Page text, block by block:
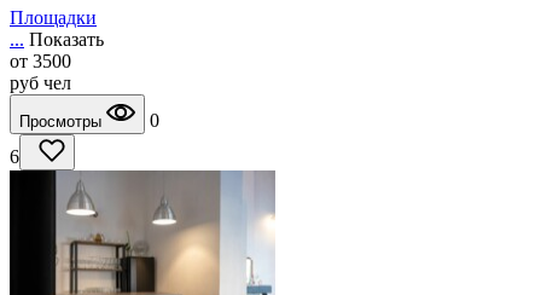
Площадки
... Показать
от 3500
руб чел
Просмотры
0
6